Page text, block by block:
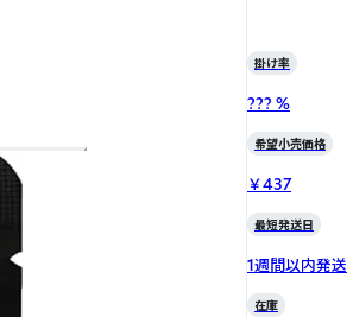
掛け率
??? %
希望小売価格
￥437
最短発送日
1週間以内発送
在庫